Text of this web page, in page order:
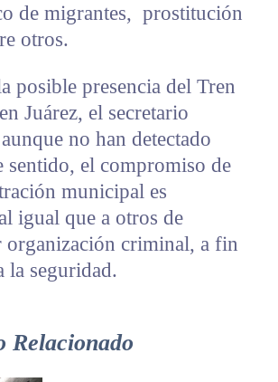
de migrantes, prostitución
otros.
posible presencia del Tren
Juárez, el secretario
no han detectado
sentido, el compromiso de
municipal es
igual que a otros de
organización criminal, a fin
la seguridad.
Relacionado